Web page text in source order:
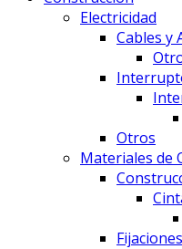
Electricidad
Cables y
Otros
Materiales de
Fijaciones